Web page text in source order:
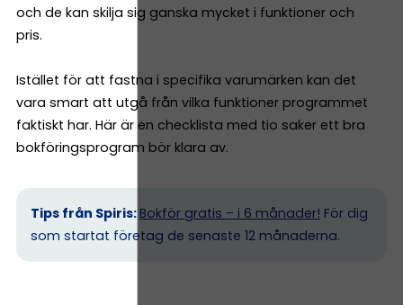
och de kan skilja sig ganska mycket i funktioner och
pris.
Istället för att fastna i specifika varumärken kan det
vara smart att utgå från vilka funktioner programmet
faktiskt har. Här är en checklista med tio saker ett bra
bokföringsprogram bör klara av.
Tips från Spiris: Bokför gratis – i 6 månader! För dig
som startat företag de senaste 12 månaderna.